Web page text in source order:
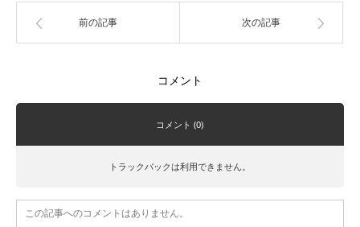
前の記事 次の記事
コメント
コメント (0)
トラックバックは利用できません。
この記事へのコメントはありません。